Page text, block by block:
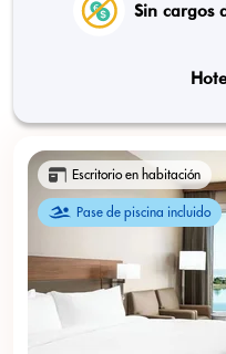
Sin cargos
Escritorio en habitación
Pase de piscina incluido